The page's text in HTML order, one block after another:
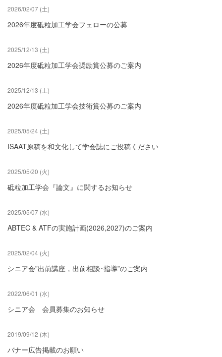
2026/02/07 (土)
2026年度砥粒加工学会フェローの公募
2025/12/13 (土)
2026年度砥粒加工学会奨励賞公募のご案内
2025/12/13 (土)
2026年度砥粒加工学会技術賞公募のご案内
2025/05/24 (土)
ISAAT原稿を和文化して学会誌にご投稿ください
2025/05/20 (火)
砥粒加工学会『論文』に関するお知らせ
2025/05/07 (水)
ABTEC & ATFの実施計画(2026,2027)のご案内
2025/02/04 (火)
シニア会”出前講座，出前相談･指導”のご案内
2022/06/01 (水)
シニア会 会員募集のお知らせ
2019/09/12 (木)
バナー広告掲載のお願い